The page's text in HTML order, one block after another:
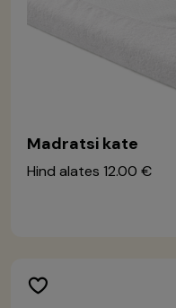
Madratsi kate
Hind alates 12.00 €